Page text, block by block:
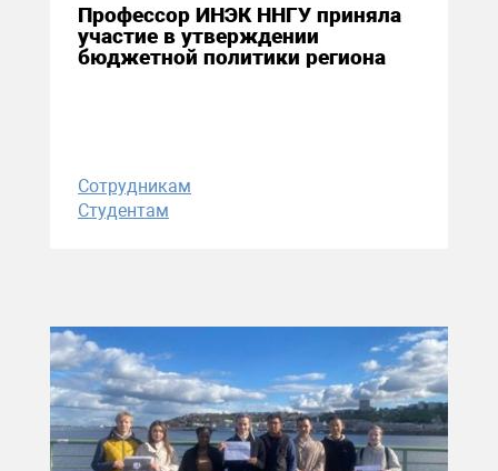
Профессор ИНЭК ННГУ приняла
участие в утверждении
бюджетной политики региона
Сотрудникам
Студентам